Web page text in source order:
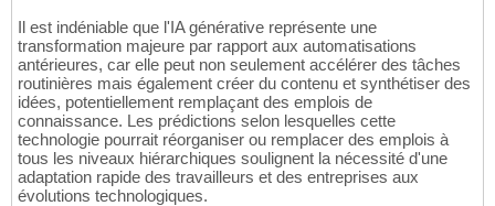
Il est indéniable que l'IA générative représente une
transformation majeure par rapport aux automatisations
antérieures, car elle peut non seulement accélérer des tâches
routinières mais également créer du contenu et synthétiser des
idées, potentiellement remplaçant des emplois de
connaissance. Les prédictions selon lesquelles cette
technologie pourrait réorganiser ou remplacer des emplois à
tous les niveaux hiérarchiques soulignent la nécessité d'une
adaptation rapide des travailleurs et des entreprises aux
évolutions technologiques.